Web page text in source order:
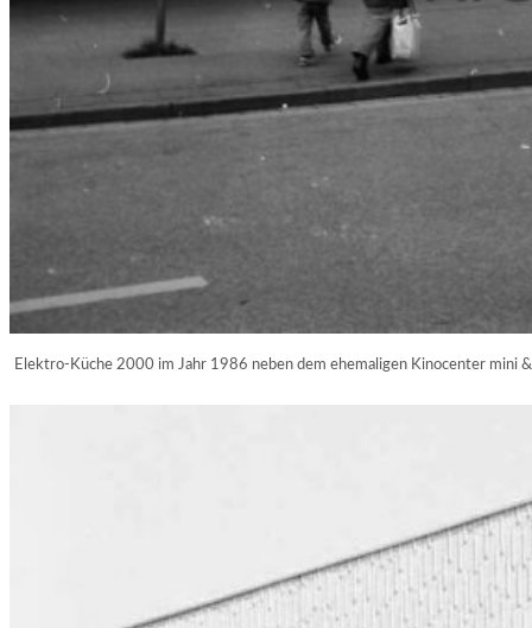
Elektro-Küche 2000 im Jahr 1986 neben dem ehemaligen Kinocenter mini